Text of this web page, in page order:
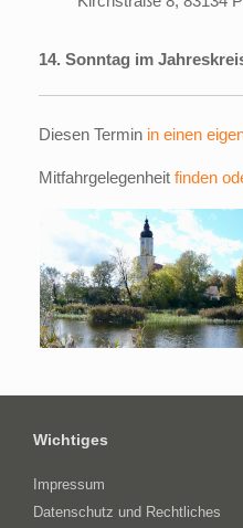
14. Sonntag im
Diesen Termin in einen
Mitfahrgelegenheit finden
Wichtiges
Impressum
Datenschutz und Rechtliches